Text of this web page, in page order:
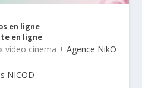
en ligne
en ligne
video cinema + Agence NikO
NICOD